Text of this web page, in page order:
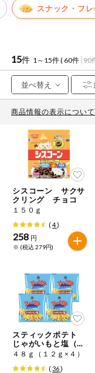
注文番号注文
お気に入り注文
注文履歴注文
WEBカタログ
先着限定から探す
人気カテゴリ
食品から探す
家庭用品から探す
目的から探す
生協独自
パン・ジャム
豆腐・納豆・
こんにゃく
冷蔵おかず
冷凍食品
ミールキット
など
麺類
レトルト・缶
詰・瓶詰
調味料・だ
し・油・ルー
おやつ
メーカー名
カテゴリ
特価情報
アレルゲン情報
特定原材料と特定原
を検索できます。
小麦
落花生
特定原材料に準ずるもの
アーモンド
スナック・フレ
15件 1～15件 ( 60件 90
商品情報の表示について
シスコーン サクサ
クリング チョコ
１５０ｇ
(4)
258 円
※ (税込 279円)
スティックポテト
じゃがいもと塩（４
連）
４８ｇ（１２ｇ×４）
(36)